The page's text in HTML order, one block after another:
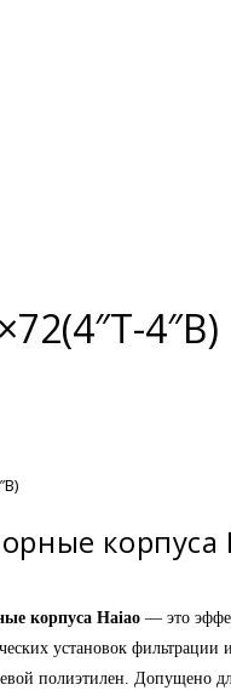
4″B)
корпуса
корпуса Haiao— это
установок
полиэтилен. Допущено